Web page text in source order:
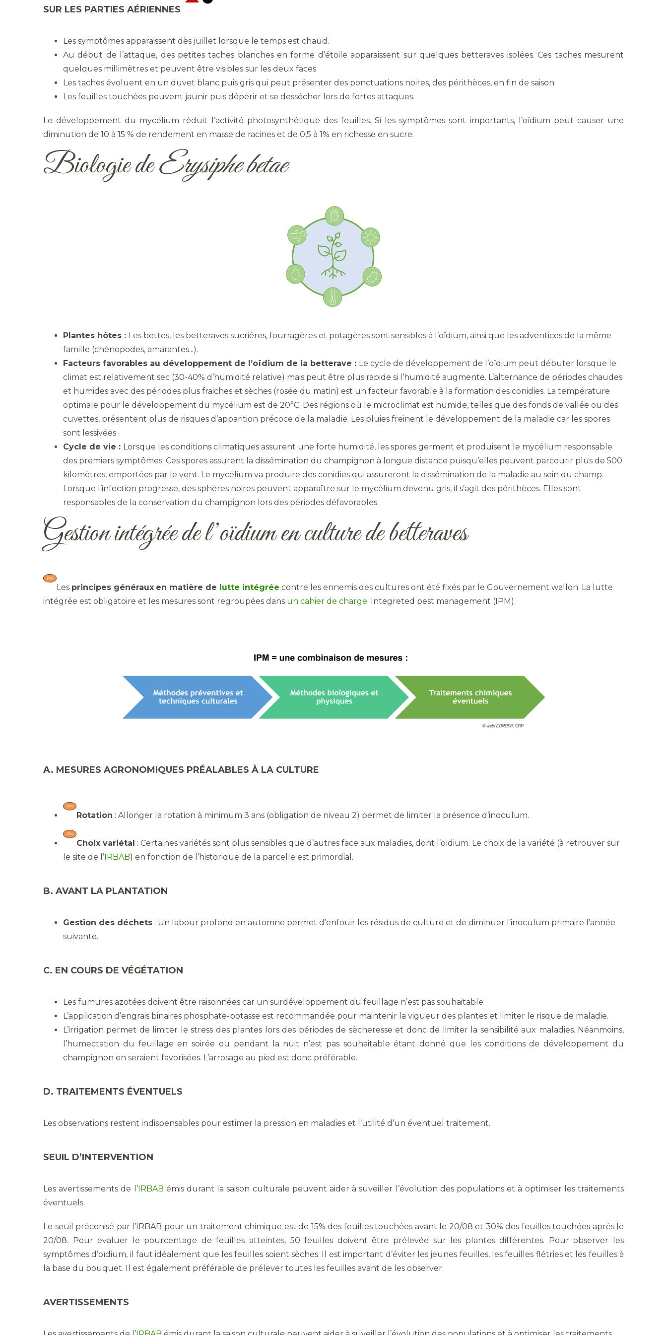
SUR LES PARTIES AÉRIENNES
Les symptômes apparaissent dès juillet lorsque le temps est chaud.
Au début de l’attaque, des petites taches blanches en forme d’étoile apparaissent sur quelques betteraves isolées. Ces taches mesurent
quelques millimètres et peuvent être visibles sur les deux faces.
Les taches évoluent en un duvet blanc puis gris qui peut présenter des ponctuations noires, des périthèces, en fin de saison.
Les feuilles touchées peuvent jaunir puis dépérir et se dessécher lors de fortes attaques.
Le développement du mycélium réduit l’activité photosynthétique des feuilles. Si les symptômes sont importants, l’oïdium peut causer une
diminution de 10 à 15 % de rendement en masse de racines et de 0,5 à 1% en richesse en sucre.
Biologie deErysiphe betae
Plantes hôtes : Les bettes, les betteraves sucrières, fourragères et potagères sont sensibles à l’oïdium, ainsi que les adventices de la même
famille (chénopodes, amarantes...).
Facteurs favorables au développement de l’oïdium de la betterave : Le cycle de développement de l’oïdium peut débuter lorsque le
climat est relativement sec (30-40% d’humidité relative) mais peut être plus rapide si l’humidité augmente. L’alternance de périodes chaudes
et humides avec des périodes plus fraiches et sèches (rosée du matin) est un facteur favorable à la formation des conidies. La température
optimale pour le développement du mycélium est de 20°C. Des régions où le microclimat est humide, telles que des fonds de vallée ou des
cuvettes, présentent plus de risques d’apparition précoce de la maladie. Les pluies freinent le développement de la maladie car les spores
sont lessivées.
Cycle de vie : Lorsque les conditions climatiques assurent une forte humidité, les spores germent et produisent le mycélium responsable
des premiers symptômes. Ces spores assurent la dissémination du champignon à longue distance puisqu’elles peuvent parcourir plus de 500
kilomètres, emportées par le vent. Le mycélium va produire des conidies qui assureront la dissémination de la maladie au sein du champ.
Lorsque l’infection progresse, des sphères noires peuvent apparaître sur le mycélium devenu gris, il s’agit des périthèces. Elles sont
responsables de la conservation du champignon lors des périodes défavorables.
Gestion intégrée de l’oïdium en culture de betteraves
Les principes généraux en matière de lutte intégrée contre les ennemis des cultures ont été fixés par le Gouvernement wallon. La lutte
intégrée est obligatoire et les mesures sont regroupées dans un cahier de charge. Integreted pest management (IPM).
A. MESURES AGRONOMIQUES PRÉALABLES À LA CULTURE
Rotation : Allonger la rotation à minimum 3 ans (obligation de niveau 2) permet de limiter la présence d’inoculum.
Choix variétal : Certaines variétés sont plus sensibles que d’autres face aux maladies, dont l’oïdium. Le choix de la variété (à retrouver sur
le site de l’IRBAB) en fonction de l’historique de la parcelle est primordial.
B. AVANT LA PLANTATION
Gestion des déchets : Un labour profond en automne permet d’enfouir les résidus de culture et de diminuer l’inoculum primaire l’année
suivante.
C. EN COURS DE VÉGÉTATION
Les fumures azotées doivent être raisonnées car un surdéveloppement du feuillage n’est pas souhaitable.
L’application d’engrais binaires phosphate-potasse est recommandée pour maintenir la vigueur des plantes et limiter le risque de maladie.
L’irrigation permet de limiter le stress des plantes lors des périodes de sècheresse et donc de limiter la sensibilité aux maladies. Néanmoins,
l’humectation du feuillage en soirée ou pendant la nuit n’est pas souhaitable étant donné que les conditions de développement du
champignon en seraient favorisées. L’arrosage au pied est donc préférable.
D. TRAITEMENTS ÉVENTUELS
Les observations restent indispensables pour estimer la pression en maladies et l’utilité d’un éventuel traitement.
SEUIL D’INTERVENTION
Les avertissements de l’IRBAB émis durant la saison culturale peuvent aider à suveiller l’évolution des populations et à optimiser les traitements
éventuels.
Le seuil préconisé par l’IRBAB pour un traitement chimique est de 15% des feuilles touchées avant le 20/08 et 30% des feuilles touchées après le
20/08. Pour évaluer le pourcentage de feuilles atteintes, 50 feuilles doivent être prélevée sur les plantes différentes. Pour observer les
symptômes d’oïdium, il faut idéalement que les feuilles soient sèches. Il est important d’éviter les jeunes feuilles, les feuilles flétries et les feuilles à
la base du bouquet. Il est également préférable de prélever toutes les feuilles avant de les observer.
AVERTISSEMENTS